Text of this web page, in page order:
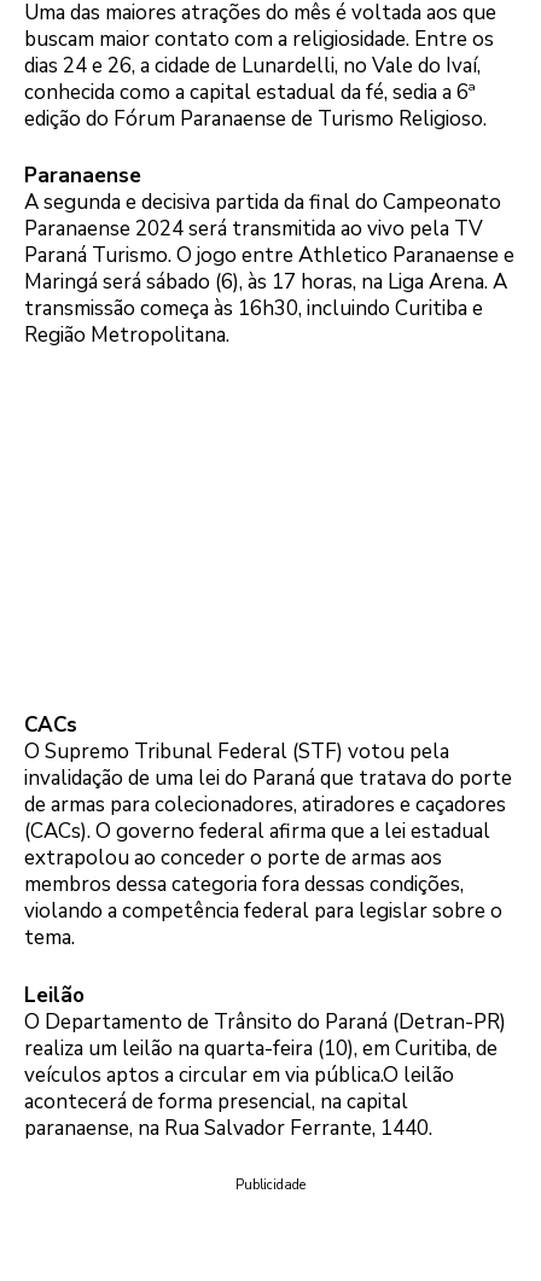
Uma das maiores atrações do mês é voltada aos que
buscam maior contato com a religiosidade. Entre os
dias 24 e 26, a cidade de Lunardelli, no Vale do Ivaí,
conhecida como a capital estadual da fé, sedia a 6ª
edição do Fórum Paranaense de Turismo Religioso.
Paranaense
A segunda e decisiva partida da final do Campeonato
Paranaense 2024 será transmitida ao vivo pela TV
Paraná Turismo. O jogo entre Athletico Paranaense e
Maringá será sábado (6), às 17 horas, na Liga Arena. A
transmissão começa às 16h30, incluindo Curitiba e
Região Metropolitana.
CACs
O Supremo Tribunal Federal (STF) votou pela
invalidação de uma lei do Paraná que tratava do porte
de armas para colecionadores, atiradores e caçadores
(CACs). O governo federal afirma que a lei estadual
extrapolou ao conceder o porte de armas aos
membros dessa categoria fora dessas condições,
violando a competência federal para legislar sobre o
tema.
Leilão
O Departamento de Trânsito do Paraná (Detran-PR)
realiza um leilão na quarta-feira (10), em Curitiba, de
veículos aptos a circular em via pública.O leilão
acontecerá de forma presencial, na capital
paranaense, na Rua Salvador Ferrante, 1440.
Publicidade